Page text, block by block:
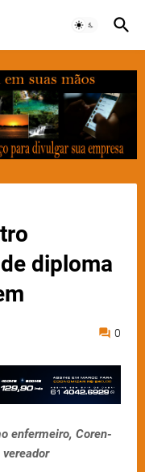
diploma
0
enfermeiro, Coren-